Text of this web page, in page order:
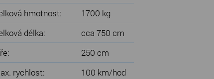
hmotnost:
1700 kg
délka:
cca 750 cm
250 cm
rychlost:
100 km/hod